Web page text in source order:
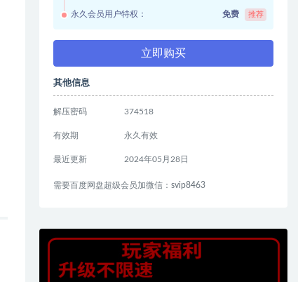
永久会员用户特权： 免费 推荐
立即购买
其他信息
解压密码 374518
有效期 永久有效
最近更新 2024年05月28日
需要百度网盘超级会员加微信：svip8463